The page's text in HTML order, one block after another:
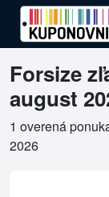
Forsize
august
1 overená
2026
Overené